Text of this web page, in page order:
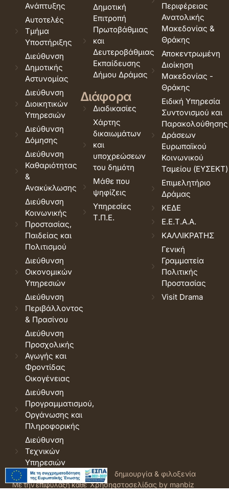
Ανάπτυξης
Αυτοτελές
Τμήμα
Υποστήριξης
Διεύθυνση
Δημοτικής
Αστυνομίας
Διεύθυνση
Διοικητικών
Υπηρεσιών
Διεύθυνση
Δόμησης
Διεύθυνση
Καθαριότητας
&
Ανακύκλωσης
Διεύθυνση
Κοινωνικής
Προστασίας,
Παιδείας και
Πολιτισμού
Διεύθυνση
Οικονομικών
Υπηρεσιών
Διεύθυνση
Περιβάλλοντος
& Πρασίνου
Διεύθυνση
Προσχολικής
Αγωγής και
Φροντίδας
Οικογένειας
Διεύθυνση
Προγραμματισμού,
Οργάνωσης και
Πληροφορικής
Διεύθυνση
Τεχνικών
Υπηρεσιών
Δημοτική
Επιτροπή
Πρωτοβάθμιας
και
Δευτεροβάθμιας
Εκπαίδευσης
Δήμου Δράμας
Διάφορα
Διαδικασίες
Χάρτης
δικαιωμάτων
και
υποχρεώσεων
του δημότη
Μάθε που
ψηφίζεις
Υπηρεσίες
Τ.Π.Ε.
Περιφέρειας
Ανατολικής
Μακεδονίας &
Θράκης
Αποκεντρωμένη
Διοίκηση
Μακεδονίας -
Θράκης
Ειδική Υπηρεσία
Συντονισμού και
Παρακολούθησης
Δράσεων
Ευρωπαϊκού
Κοινωνικού
Ταμείου (ΕΥΣΕΚΤ)
Επιμελητήριο
Δράμας
ΚΕΔΕ
Ε.Ε.Τ.Α.Α.
ΚΑΛΛΙΚΡΑΤΗΣ
Γενική
Γραμματεία
Πολιτικής
Προστασίας
Visit Drama
© 2026 Δήμος Δράμας.
Με την επιφύλαξη κάθε
Όροι
Χρήσης
δημιουργία & φιλοξενία
ιστοσελίδας by manbiz